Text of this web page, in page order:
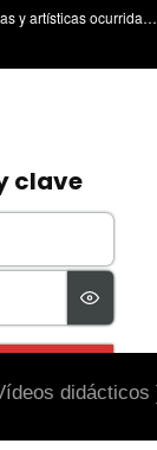
Divulgación de las actividades científicas, tecnológicas y artísticas ocurridas en los tres campus de la UPV
didácticos